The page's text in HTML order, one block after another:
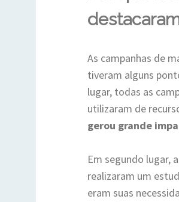
As campanhas de
tiveram alguns
lugar, todas as
utilizaram de
gerou grande
Em segundo lugar,
realizaram um
eram suas